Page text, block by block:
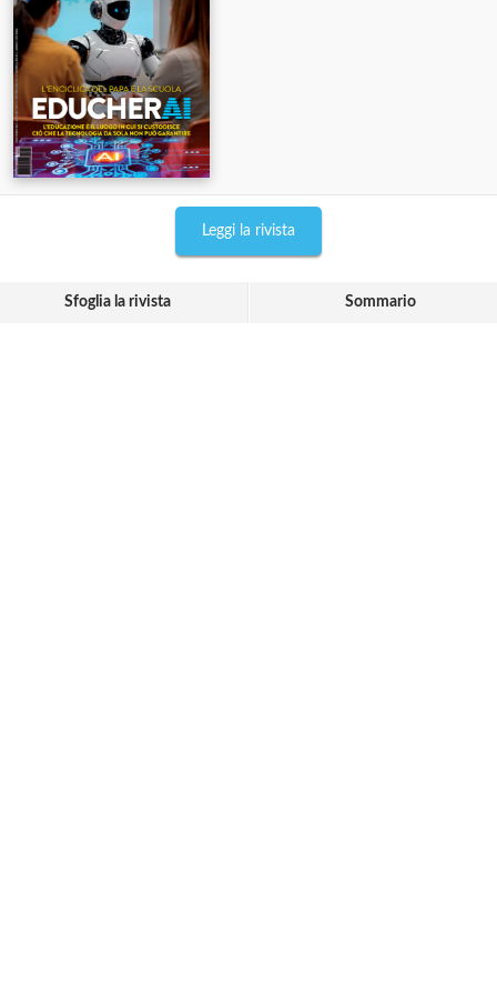
Leggi la rivista
Sfoglia la rivista Sommario